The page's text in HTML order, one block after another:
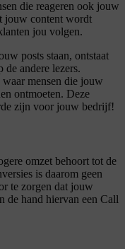
die reageren ook jouw
jouw content wordt
jou volgen.
posts staan, ontstaat
de andere lezers.
waar mensen die jouw
ontmoeten. Deze
zijn voor jouw bedrijf!
omzet behoort tot de
is daarom geen
te zorgen dat jouw
de hand hiervan een Call